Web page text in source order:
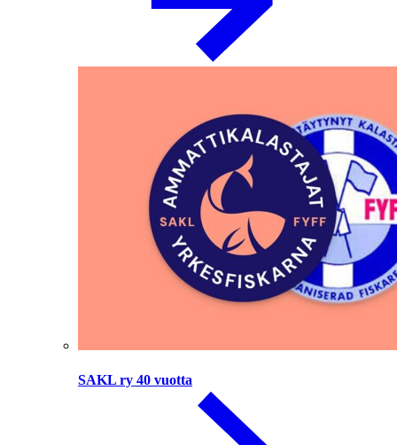
SAKL ry 40 vuotta